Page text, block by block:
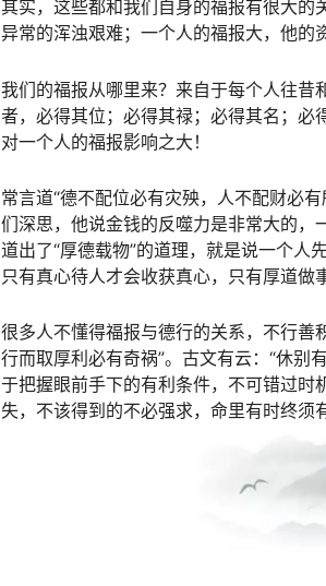
其实，这些都和我们自身的福报有很大
异常的浑浊艰难；一个人的福报大，他
我们的福报从哪里来？来自于每个人往昔
者，必得其位；必得其禄；必得其名；必
对一个人的福报影响之大！
常言道“德不配位必有灾殃，人不配财必
们深思，他说金钱的反噬力是非常大的
道出了“厚德载物”的道理，就是说一个人
只有真心待人才会收获真心，只有厚道做
很多人不懂得福报与德行的关系，不行善
行而取厚利必有奇祸”。古文有云：“休别
于把握眼前手下的有利条件，不可错过
失，不该得到的不必强求，命里有时终须